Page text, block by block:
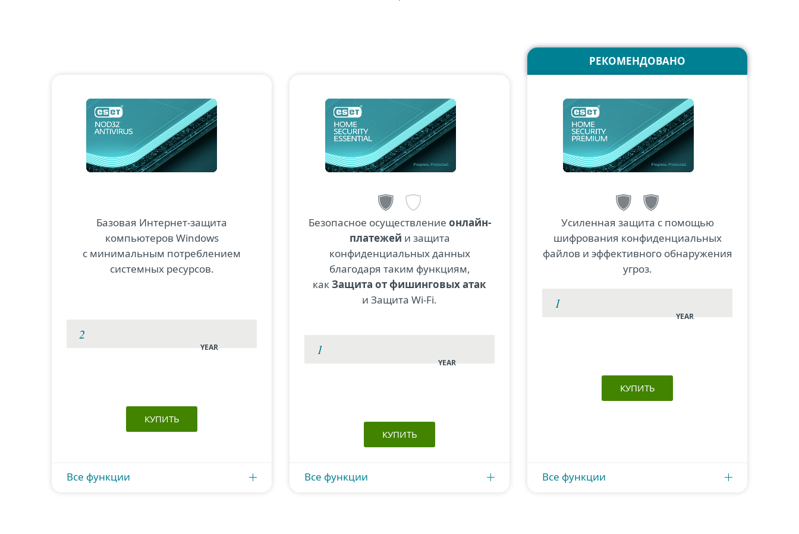
Базовая Интернет-защита
компьютеров Windows
с минимальным потреблением
системных ресурсов.
YEAR
КУПИТЬ
Все функции
Безопасное осуществление онлайн-
платежей и защита
конфиденциальных данных
благодаря таким функциям,
как Защита от фишинговых атак
и Защита Wi-Fi.
YEAR
КУПИТЬ
Все функции
РЕКОМЕНДОВАНО
Усиленная защита с помощью
шифрования конфиденциальных
файлов и эффективного обнаружения
угроз.
YEAR
КУПИТЬ
Все функции